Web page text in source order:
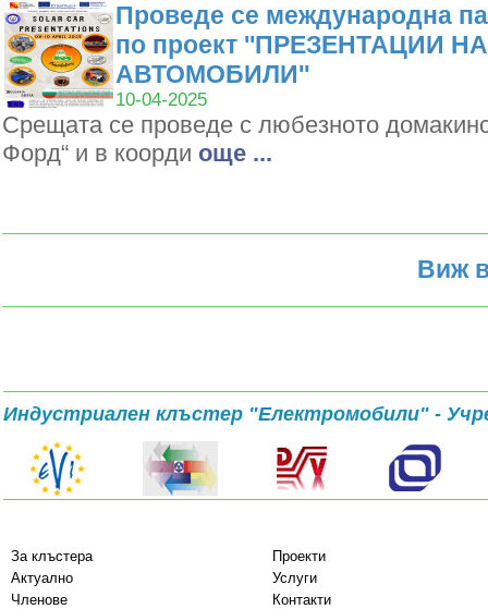
Проведе се международна
по проект ''ПРЕЗЕНТАЦИИ
АВТОМОБИЛИ''
10-04-2025
Срещата се проведе с любезното
Форд“ и в коорди oще ...
Виж
Индустриален клъстер "Електромобили" -
За клъстера
Проекти
Актуално
Услуги
Членове
Контакти